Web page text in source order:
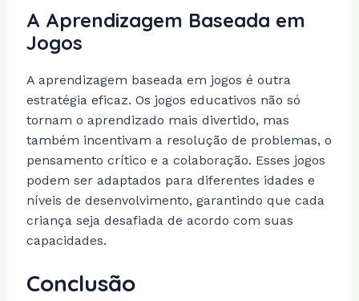
A Aprendizagem Baseada em
Jogos
A aprendizagem baseada em jogos é outra
estratégia eficaz. Os jogos educativos não só
tornam o aprendizado mais divertido, mas
também incentivam a resolução de problemas, o
pensamento crítico e a colaboração. Esses jogos
podem ser adaptados para diferentes idades e
níveis de desenvolvimento, garantindo que cada
criança seja desafiada de acordo com suas
capacidades.
Conclusão